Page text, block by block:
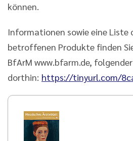
können.
Informationen sowie eine Liste
betroffenen Produkte finden
BfArM www.bfarm.de,
dorthin: https://tinyurl.com/